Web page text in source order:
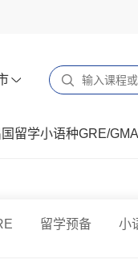
留学小语种GRE/
留学预备 小